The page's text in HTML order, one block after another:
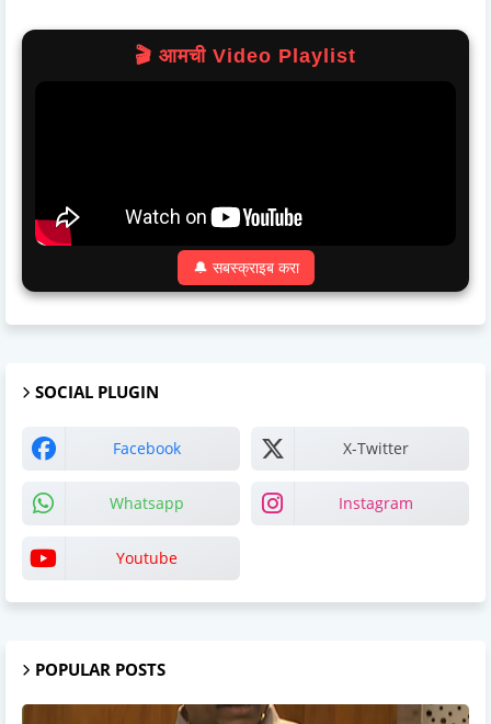
🎬 आमची Video Playlist
🔔 सबस्क्राइब करा
SOCIAL PLUGIN
Facebook X-Twitter
Whatsapp Instagram
Youtube
POPULAR POSTS